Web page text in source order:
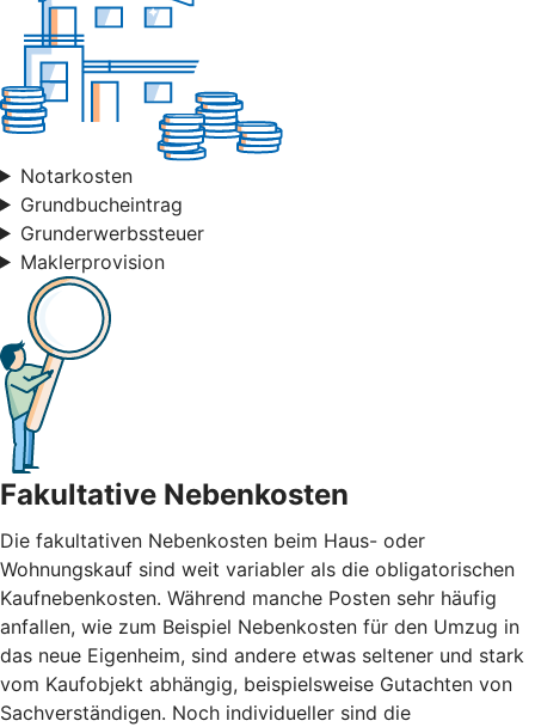
Notarkosten
Grundbucheintrag
Grunderwerbssteuer
Maklerprovision
Fakultative Nebenkosten
Die fakultativen Nebenkosten beim Haus- oder
Wohnungskauf sind weit variabler als die obligatorischen
Kaufnebenkosten. Während manche Posten sehr häufig
anfallen, wie zum Beispiel Nebenkosten für den Umzug in
das neue Eigenheim, sind andere etwas seltener und stark
vom Kaufobjekt abhängig, beispielsweise Gutachten von
Sachverständigen. Noch individueller sind die